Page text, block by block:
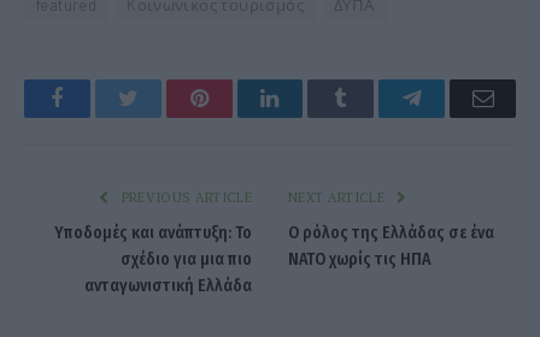
Kοινωνικός τουρισμός ΔΥΠΑ
Facebook Twitter PinterestLinkedIn Tumblr Telegram
PREVIOUS ARTICLE
Υποδομές και ανάπτυξη: Το
σχέδιο για μια πιο
ανταγωνιστική Ελλάδα
NEXT ARTICLE
Ο ρόλος της Ελλάδας σε ένα
ΝΑΤΟ χωρίς τις ΗΠΑ